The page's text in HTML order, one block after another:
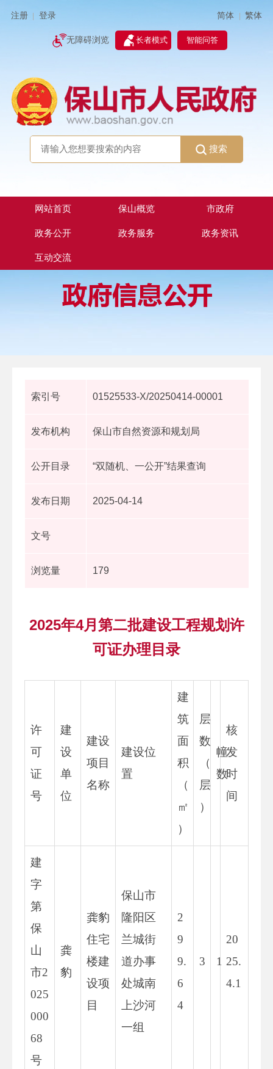
注册 登录 简体 | 繁体
无障碍浏览 长者模式 智能问答
搜索
网站首页 保山概览 市政府
政务公开 政务服务 政务资讯
互动交流
索引号 01525533-X/20250414-00001
发布机构 保山市自然资源和规划局
公开目录 “双随机、一公开”结果查询
发布日期 2025-04-14
文号
浏览量 179
2025年4月第二批建设工程规划许
可证办理目录
许
可
证
号
建
设
单
位
建设
项目
名称
建设位
置
建
筑
面
积
（
㎡
）
层
数
（
层
）
幢
数
核
发
时
间
建
字
第
保
山
市2
025
000
68
号
龚
豹
龚豹
住宅
楼建
设项
目
保山市
隆阳区
兰城街
道办事
处城南
上沙河
一组
2
9
9.
6
4
3 1
20
25.
4.1